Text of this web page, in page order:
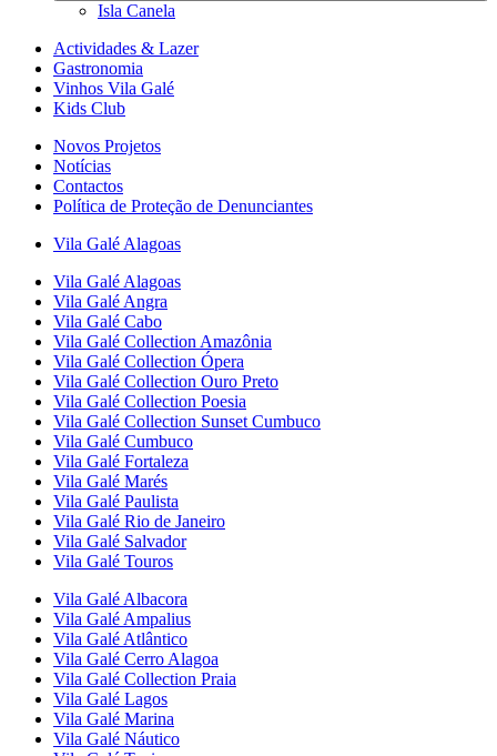
Isla Canela
Actividades & Lazer
Gastronomia
Vinhos Vila Galé
Kids Club
Novos Projetos
Notícias
Contactos
Política de Proteção de Denunciantes
Vila Galé Alagoas
Vila Galé Alagoas
Vila Galé Angra
Vila Galé Cabo
Vila Galé Collection Amazônia
Vila Galé Collection Ópera
Vila Galé Collection Ouro Preto
Vila Galé Collection Poesia
Vila Galé Collection Sunset Cumbuco
Vila Galé Cumbuco
Vila Galé Fortaleza
Vila Galé Marés
Vila Galé Paulista
Vila Galé Rio de Janeiro
Vila Galé Salvador
Vila Galé Touros
Vila Galé Albacora
Vila Galé Ampalius
Vila Galé Atlântico
Vila Galé Cerro Alagoa
Vila Galé Collection Praia
Vila Galé Lagos
Vila Galé Marina
Vila Galé Náutico